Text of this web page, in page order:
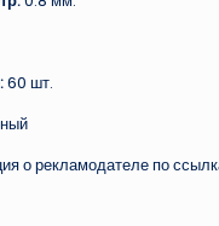
60 шт.
о рекламодателе по